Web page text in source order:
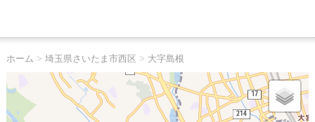
ホーム > 埼玉県さいたま市西区 > 大字島根